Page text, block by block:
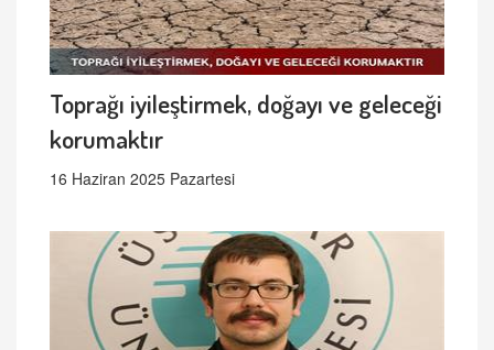
Toprağı iyileştirmek, doğayı ve geleceği
korumaktır
16 Haziran 2025 Pazartesi